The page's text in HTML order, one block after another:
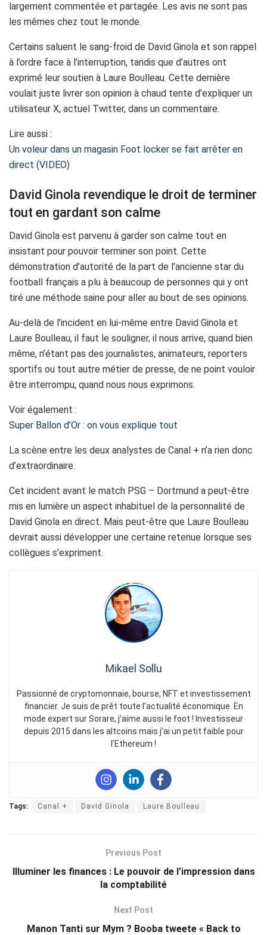
largement commentée et partagée. Les avis ne sont pas
les mêmes chez tout le monde.
Certains saluent le sang-froid de David Ginola et son rappel
à l’ordre face à l’interruption, tandis que d’autres ont
exprimé leur soutien à Laure Boulleau. Cette dernière
voulait juste livrer son opinion à chaud tente d’expliquer un
utilisateur X, actuel Twitter, dans un commentaire.
Lire aussi :
Un voleur dans un magasin Foot locker se fait arrêter en
direct (VIDEO)
David Ginola revendique le droit de terminer
tout en gardant son calme
David Ginola est parvenu à garder son calme tout en
insistant pour pouvoir terminer son point. Cette
démonstration d’autorité de la part de l’ancienne star du
football français a plu à beaucoup de personnes qui y ont
tiré une méthode saine pour aller au bout de ses opinions.
Au-delà de l’incident en lui-même entre David Ginola et
Laure Boulleau, il faut le souligner, il nous arrive, quand bien
même, n’étant pas des journalistes, animateurs, reporters
sportifs ou tout autre métier de presse, de ne point vouloir
être interrompu, quand nous nous exprimons.
Voir également :
Super Ballon d’Or : on vous explique tout
La scène entre les deux analystes de Canal + n’a rien donc
d’extraordinaire.
Cet incident avant le match PSG – Dortmund a peut-être
mis en lumière un aspect inhabituel de la personnalité de
David Ginola en direct. Mais peut-être que Laure Boulleau
devrait aussi développer une certaine retenue lorsque ses
collègues s’expriment.
Mikael Sollu
Passionné de cryptomonnaie, bourse, NFT et investissement
financier. Je suis de prêt toute l’actualité économique. En
mode expert sur Sorare, j’aime aussi le foot ! Investisseur
depuis 2015 dans les altcoins mais j’ai un petit faible pour
l’Ethereum !
Tags: Canal + David Ginola Laure Boulleau
Previous Post
Illuminer les finances : Le pouvoir de l’impression dans
la comptabilité
Next Post
Manon Tanti sur Mym ? Booba tweete « Back to